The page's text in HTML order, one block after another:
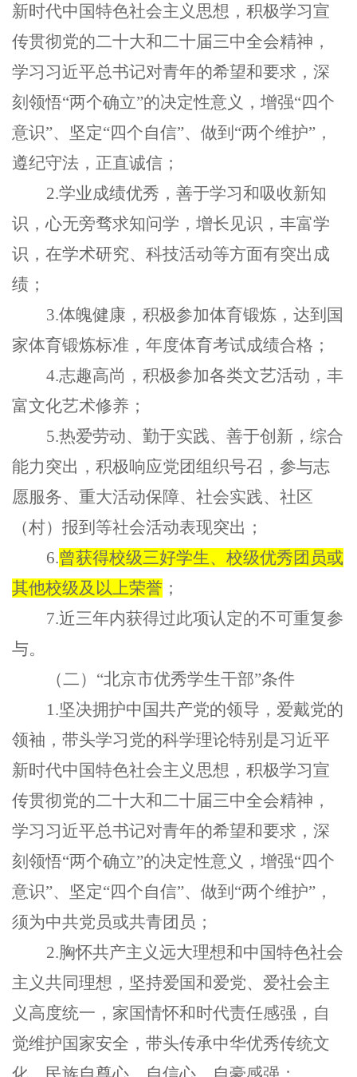
新时代中国特色社会主义思想，积极学习宣
传贯彻党的二十大和二十届三中全会精神，
学习习近平总书记对青年的希望和要求，深
刻领悟“两个确立”的决定性意义，增强“四个
意识”、坚定“四个自信”、做到“两个维护”，
遵纪守法，正直诚信；
2.学业成绩优秀，善于学习和吸收新知
识，心无旁骛求知问学，增长见识，丰富学
识，在学术研究、科技活动等方面有突出成
绩；
3.体魄健康，积极参加体育锻炼，达到国
家体育锻炼标准，年度体育考试成绩合格；
4.志趣高尚，积极参加各类文艺活动，丰
富文化艺术修养；
5.热爱劳动、勤于实践、善于创新，综合
能力突出，积极响应党团组织号召，参与志
愿服务、重大活动保障、社会实践、社区
（村）报到等社会活动表现突出；
6.曾获得校级三好学生、校级优秀团员或
其他校级及以上荣誉 ；
7.近三年内获得过此项认定的不可重复参
与。
（二） “北京市优秀学生干部”条件
1.坚决拥护中国共产党的领导，爱戴党的
领袖，带头学习党的科学理论特别是习近平
新时代中国特色社会主义思想，积极学习宣
传贯彻党的二十大和二十届三中全会精神，
学习习近平总书记对青年的希望和要求，深
刻领悟“两个确立”的决定性意义，增强“四个
意识”、坚定“四个自信”、做到“两个维护”，
须为中共党员或共青团员；
2.胸怀共产主义远大理想和中国特色社会
主义共同理想，坚持爱国和爱党、爱社会主
义高度统一，家国情怀和时代责任感强，自
觉维护国家安全，带头传承中华优秀传统文